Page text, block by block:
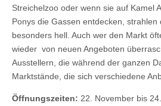
Streichelzoo oder wenn sie auf Kamel
Ponys die Gassen entdecken, strahlen
besonders hell. Auch wer den Markt
wieder von neuen Angeboten
Ausstellern, die während der ganzen
Marktstände, die sich verschiedene
Öffnungszeiten: 22. November bis